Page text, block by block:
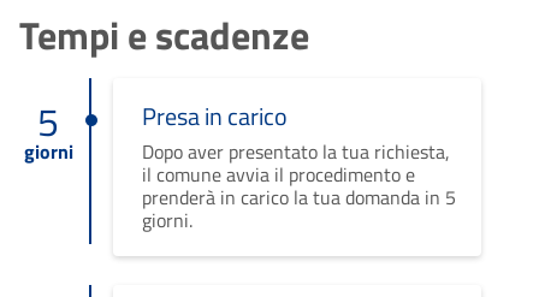
Tempi e scadenze
5
giorni
Presa in carico
Dopo aver presentato la tua richiesta,
il comune avvia il procedimento e
prenderà in carico la tua domanda in 5
giorni.